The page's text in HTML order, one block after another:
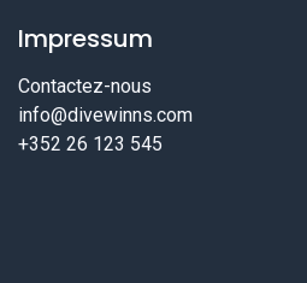
Impressum
Contactez-nous
info@divewinns.com
+352 26 123 545